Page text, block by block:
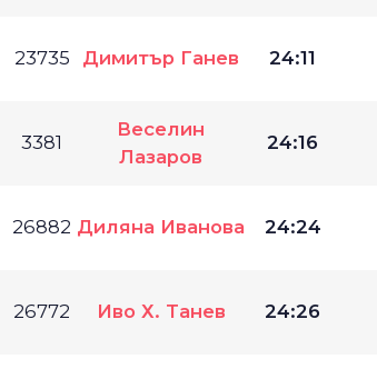
23735 Димитър Ганев 24:11
3381
Веселин
Лазаров
24:16
26882 Диляна Иванова 24:24
26772 Иво Х. Танев 24:26